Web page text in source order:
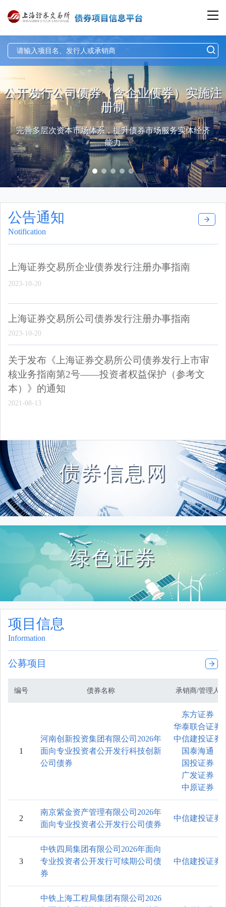
公开发行公司债券（含企业债券）实施注
册制
完善多层次资本市场体系，提升债券市场服务实体经济
能力
公告通知
Notification
上海证券交易所企业债券发行注册办事指南
2023-10-20
上海证券交易所公司债券发行注册办事指南
2023-10-20
关于发布《上海证券交易所公司债券发行上市审
核业务指南第2号——投资者权益保护（参考文
本）》的通知
2021-08-13
债券信息网
绿色证券
项目信息
Information
公募项目
编号 债券名称 承销商/管理人
1
河南创新投资集团有限公司2026年
面向专业投资者公开发行科技创新
公司债券
东方证券
华泰联合证券
中信建投证券
国泰海通
国投证券
广发证券
中原证券
2
南京紫金资产管理有限公司2026年
面向专业投资者公开发行公司债券
中信建投证券
3
中铁四局集团有限公司2026年面向
专业投资者公开发行可续期公司债
券
中信建投证券
中铁上海工程局集团有限公司2026